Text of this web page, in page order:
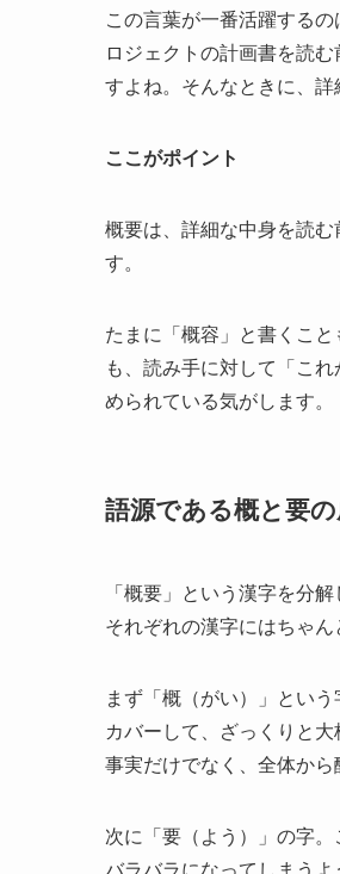
この言葉が一番活躍する
ロジェクトの計画書を読
すよね。そんなときに、詳
ここがポイント
概要は、詳細な中身を読
す。
たまに「概容」と書くこ
も、読み手に対して「こ
められている気がします。
語源である概と要
「概要」という漢字を分
それぞれの漢字にはちゃん
まず「概（がい）」とい
カバーして、ざっくりと
事実だけでなく、全体から
次に「要（よう）」の字
バラバラになってしまうよ